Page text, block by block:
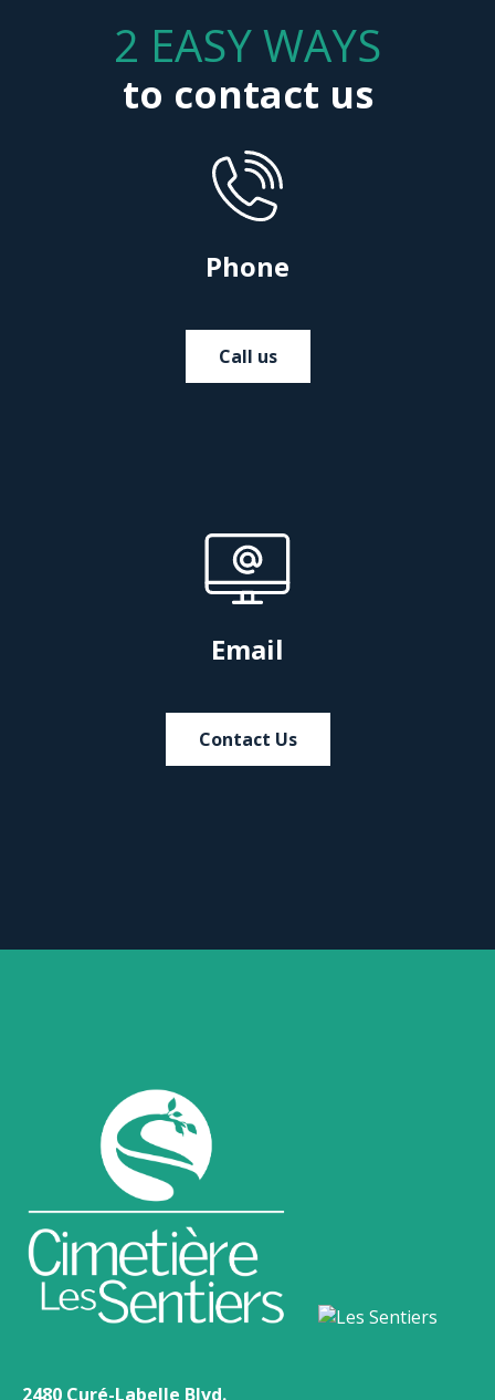
2 EASY WAYS
to contact us
Phone
Call us
Email
Contact Us
2480 Curé-Labelle Blvd.